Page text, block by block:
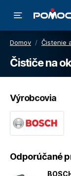
Domov / Čistenie
Čističe na
Výrobcovia
Odporúčané